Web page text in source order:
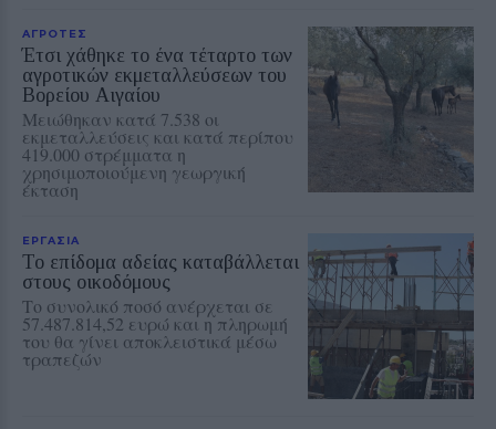
ΑΓΡΟΤΕΣ
Έτσι χάθηκε το ένα τέταρτο των
αγροτικών εκμεταλλεύσεων του
Βορείου Αιγαίου
Μειώθηκαν κατά 7.538 οι
εκμεταλλεύσεις και κατά περίπου
419.000 στρέμματα η
χρησιμοποιούμενη γεωργική
έκταση
ΕΡΓΑΣΙΑ
Το επίδομα αδείας καταβάλλεται
στους οικοδόμους
Το συνολικό ποσό ανέρχεται σε
57.487.814,52 ευρώ και η πληρωμή
του θα γίνει αποκλειστικά μέσω
τραπεζών